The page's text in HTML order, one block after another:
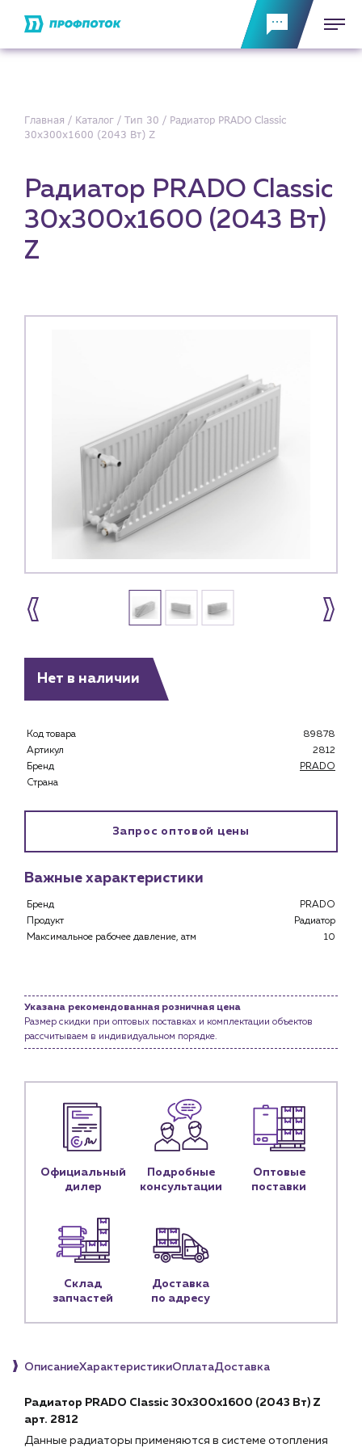
Монтажным бригадам
О компании
Портфолио
Личный кабинет
Контакты
+7 (918) 070-19-79
Пн – пт: 9:00 – 18:00
sales@profpotok.ru
Главная Каталог Тип 30
Радиатор PRADO Classic
30х300х1600 (2043 Вт) Z
Радиатор PRADO Classic
30х300х1600 (2043 Вт)
Z
Нет в наличии
Код товара
89878
Артикул
2812
Бренд
PRADO
Страна
Запрос оптовой цены
Важные характеристики
Бренд
PRADO
Продукт
Радиатор
Максимальное рабочее давление, атм
10
Указана рекомендованная розничная цена
Размер скидки при оптовых поставках и комплектации объектов
рассчитываем в индивидуальном порядке.
Официальный
дилер
Подробные
консультации
Оптовые
поставки
Склад
запчастей
Доставка
по адресу
ОписаниеХарактеристикиОплатаДоставка
Радиатор PRADO Classic 30х300х1600 (2043 Вт) Z
арт. 2812
Данные радиаторы применяются в системе отопления